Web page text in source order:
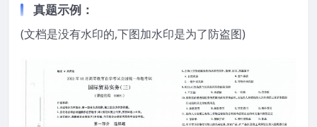
真题示例：
(文档是没有水印的,下图加水印是为了防盗图)